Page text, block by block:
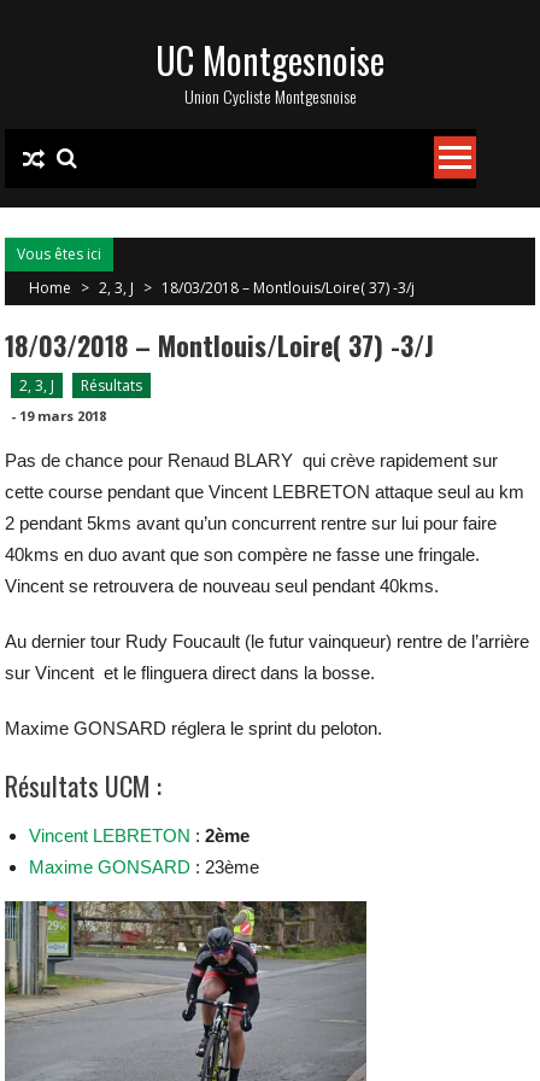
UC Montgesnoise
Union Cycliste Montgesnoise
Vous êtes ici
Home > 2, 3, J > 18/03/2018 – Montlouis/Loire( 37) -3/j
18/03/2018 – Montlouis/Loire( 37) -3/j
2, 3, J Résultats
- 19 mars 2018
Pas de chance pour Renaud BLARY qui crève rapidement sur
cette course pendant que Vincent LEBRETON attaque seul au km
2 pendant 5kms avant qu’un concurrent rentre sur lui pour faire
40kms en duo avant que son compère ne fasse une fringale.
Vincent se retrouvera de nouveau seul pendant 40kms.
Au dernier tour Rudy Foucault (le futur vainqueur) rentre de l’arrière
sur Vincent et le flinguera direct dans la bosse.
Maxime GONSARD réglera le sprint du peloton.
Résultats UCM :
Vincent LEBRETON : 2ème
Maxime GONSARD : 23ème